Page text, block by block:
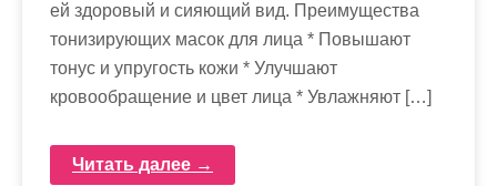
ей здоровый и сияющий вид. Преимущества
тонизирующих масок для лица * Повышают
тонус и упругость кожи * Улучшают
кровообращение и цвет лица * Увлажняют […]
Читать далее →